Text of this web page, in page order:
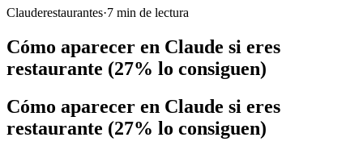
Clauderestaurantes·7 min de lectura
Cómo aparecer en Claude si eres
restaurante (27% lo consiguen)
Cómo aparecer en Claude si eres
restaurante (27% lo consiguen)